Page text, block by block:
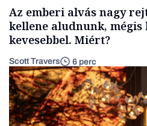
Az emberi alvás nagy
kellene aludnunk, mégis
kevesebbel. Miért?
Scott Travers 6 perc